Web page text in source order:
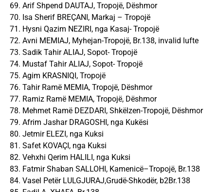
69. Arif Shpend DAUTAJ, Tropojë, Dëshmor
70. Isa Sherif BREÇANI, Markaj – Tropojë
71. Hysni Qazim NEZIRI, nga Kasaj- Tropojë
72. Avni MEMIAJ, Myhejan-Tropojë, Br.138, invalid lufte
73. Sadik Tahir ALIAJ, Sopot- Tropojë
74. Mustaf Tahir ALIAJ, Sopot- Tropojë
75. Agim KRASNIQI, Tropojë
76. Tahir Ramë MEMIA, Tropojë, Dëshmor
77. Ramiz Ramë MEMIA, Tropojë, Dëshmor
78. Mehmet Ramë DEZDARI, Shkëlzen-Tropojë, Dëshmor
79. Afrim Jashar DRAGOSHI, nga Kukësi
80. Jetmir ELEZI, nga Kuksi
81. Safet KOVAÇI, nga Kuksi
82. Vehxhi Qerim HALILI, nga Kuksi
83. Fatmir Shaban SALLOHI, Kamenicë–Tropojë, Br.138
84. Vasel Petër LULGJURAJ,Grudë-Shkodër, b2Br.138